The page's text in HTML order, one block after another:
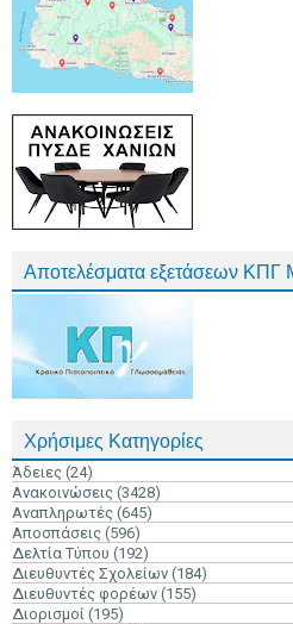
Αποτελέσματα εξετάσεων ΚΠΓ
Χρήσιμες Κατηγορίες
Άδειες (24)
Ανακοινώσεις (3428)
Αναπληρωτές (645)
Αποσπάσεις (596)
Δελτία Τύπου (192)
Διευθυντές Σχολείων (184)
Διευθυντές φορέων (155)
Διορισμοί (195)